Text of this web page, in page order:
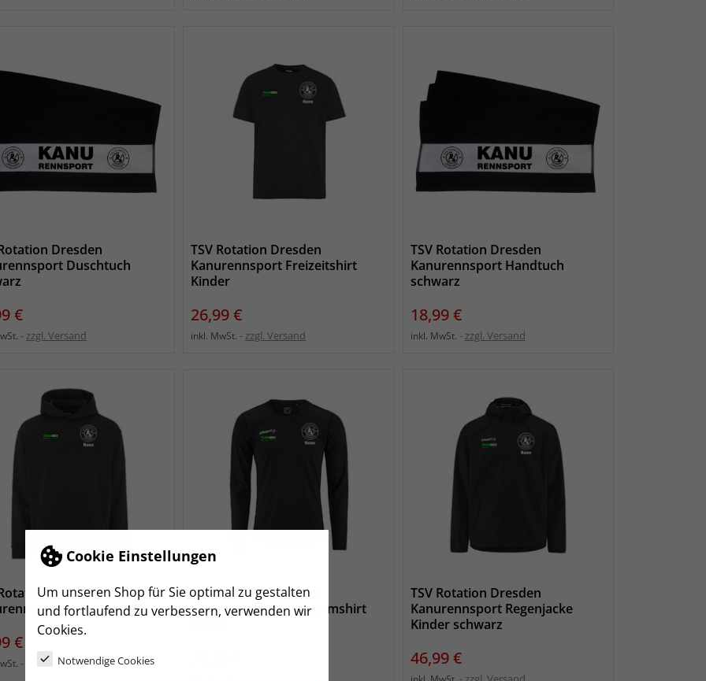
Cookie Einstellungen
Um unseren Shop für Sie optimal zu gestalten
und fortlaufend zu verbessern, verwenden wir
Cookies.
Notwendige Cookies
Dresden
Duschtuch
€
zzgl. Versand
TSV Rotation Dresden
Kanurennsport Freizeitshirt
Kinder
Preis
26,99 €
inkl. MwSt. zzgl. Versand
TSV Rotation Dresden
Kanurennsport Handtuch
schwarz
Preis
18,99 €
inkl. MwSt. zzgl. Versand
Dresden
Hoodie Kinder
€
zzgl. Versand
TSV Rotation Dresden
Kanurennsport Langarmshirt
TSV Rotation Dresden
Kanurennsport Regenjacke
Kinder schwarz
Preis
46,99 €